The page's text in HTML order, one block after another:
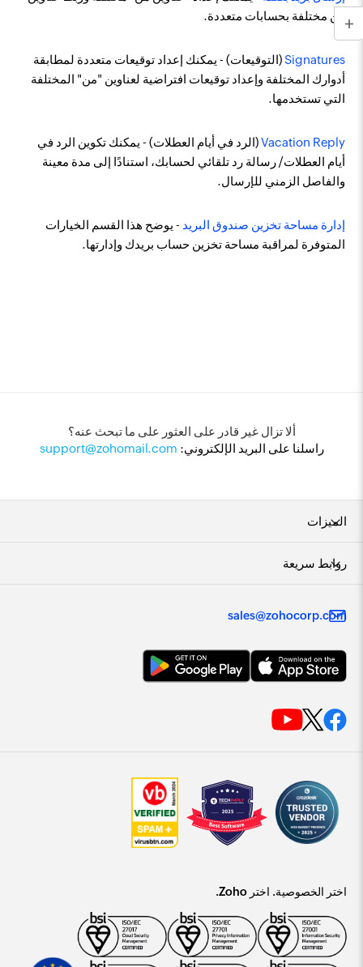
من مختلفة بحسابات متعددة.
Signatures(التوقيعات) - يمكنك إعداد توقيعات متعددة لمطابقة
أدوارك المختلفة وإعداد توقيعات افتراضية لعناوين "من" المختلفة
التي تستخدمها.
Vacation Reply(الرد في أيام العطلات) - يمكنك تكوين الرد في
أيام العطلات/ رسالة رد تلقائي لحسابك، استنادًا إلى مدة معينة
والفاصل الزمني للإرسال.
إدارة مساحة تخزين صندوق البريد - يوضح هذا القسم الخيارات
المتوفرة لمراقبة مساحة تخزين حساب بريدك وإدارتها.
ألا تزال غير قادر على العثور على ما تبحث عنه؟
راسلنا على البريد الإلكتروني: support@zohomail.com
الميزات
روابط سريعة
sales@zohocorp.com
اختر الخصوصية. اختر Zoho.